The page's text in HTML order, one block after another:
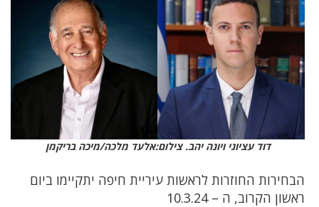
דוד עציוני ויונה יהב. צילום:אלעד מלכה/מיכה בריקמן
הבחירות החוזרות לראשות עיריית חיפה יתקיימו ביום
ראשון הקרוב, ה – 10.3.24